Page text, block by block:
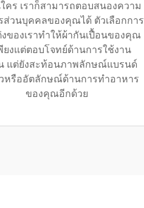
คร เราก็สามารถตอบสนองความ
ส่วนบุคคลของคุณได้ ตัวเลือกการ
ของเราทำให้ผ้ากันเปื้อนของคุณ
ยงแต่ตอบโจทย์ด้านการใช้งาน
แต่ยังสะท้อนภาพลักษณ์แบรนด์
หรืออัตลักษณ์ด้านการทำอาหาร
ของคุณอีกด้วย